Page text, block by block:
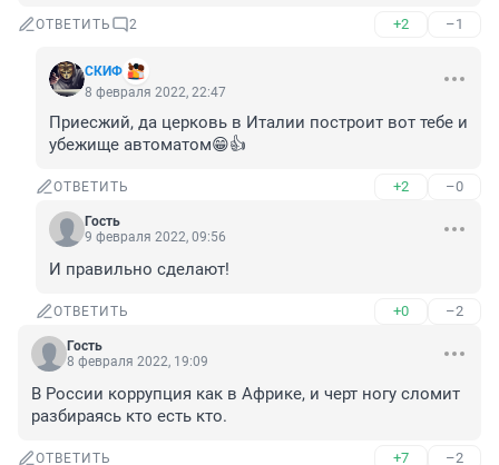
ОТВЕТИТЬ 2 +2 –1
СКИФ
8 февраля 2022, 22:47
Приесжий, да церковь в Италии построит вот тебе и
убежище автоматом😁👍
ОТВЕТИТЬ +2 –0
Гость
9 февраля 2022, 09:56
И правильно сделают!
ОТВЕТИТЬ +0 –2
Гость
8 февраля 2022, 19:09
В России коррупция как в Африке, и черт ногу сломит
разбираясь кто есть кто.
ОТВЕТИТЬ +7 –2